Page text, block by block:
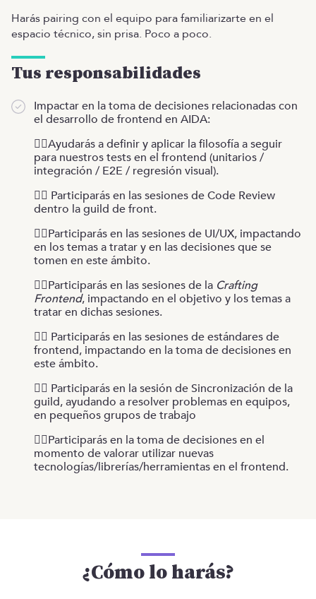
Harás pairing con el equipo para familiarizarte en el
espacio técnico, sin prisa. Poco a poco.
Tus responsabilidades
Impactar en la toma de decisiones relacionadas con
el desarrollo de frontend en AIDA:
👉🏻Ayudarás a definir y aplicar la filosofía a seguir
para nuestros tests en el frontend (unitarios /
integración / E2E / regresión visual).
👉🏻 Participarás en las sesiones de Code Review
dentro la guild de front.
👉🏻Participarás en las sesiones de UI/UX, impactando
en los temas a tratar y en las decisiones que se
tomen en este ámbito.
👉🏻Participarás en las sesiones de la Crafting
Frontend, impactando en el objetivo y los temas a
tratar en dichas sesiones.
👉🏻 Participarás en las sesiones de estándares de
frontend, impactando en la toma de decisiones en
este ámbito.
👉🏻 Participarás en la sesión de Sincronización de la
guild, ayudando a resolver problemas en equipos,
en pequeños grupos de trabajo
👉🏻Participarás en la toma de decisiones en el
momento de valorar utilizar nuevas
tecnologías/librerías/herramientas en el frontend.
¿Cómo lo harás?